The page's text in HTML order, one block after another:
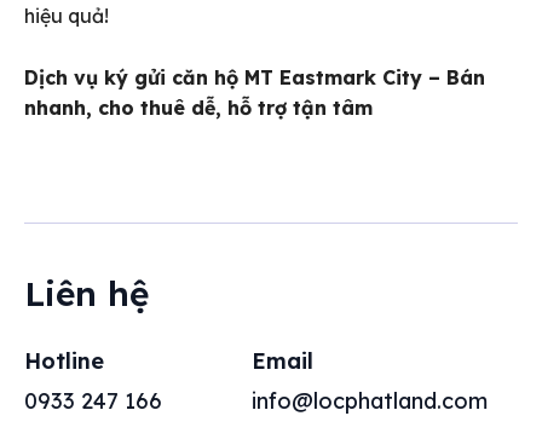
hiệu quả!
Dịch vụ ký gửi căn hộ MT Eastmark City – Bán
nhanh, cho thuê dễ, hỗ trợ tận tâm
Liên hệ
Hotline
0933 247 166
Email
info@locphatland.com